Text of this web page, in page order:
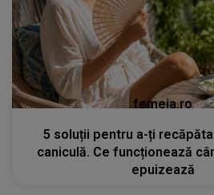
femeia.ro
5 soluții pentru a-ți
caniculă. Ce funcționează
epuizează